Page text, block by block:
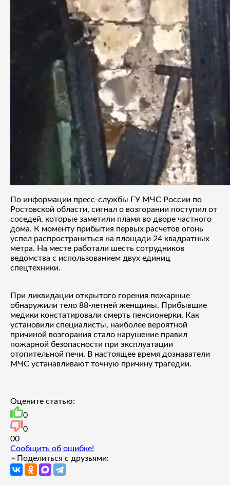
По информации пресс-службы ГУ МЧС России по
Ростовской области, сигнал о возгорании поступил от
соседей, которые заметили пламя во дворе частного
дома. К моменту прибытия первых расчетов огонь
успел распространиться на площади 24 квадратных
метра. На месте работали шесть сотрудников
ведомства с использованием двух единиц
спецтехники.
При ликвидации открытого горения пожарные
обнаружили тело 88-летней женщины. Прибывшие
медики констатировали смерть пенсионерки. Как
установили специалисты, наиболее вероятной
причиной возгорания стало нарушение правил
пожарной безопасности при эксплуатации
отопительной печи. В настоящее время дознаватели
МЧС устанавливают точную причину трагедии.
Оцените статью:
0
0
00
Сообщить об ошибке!
Поделиться с друзьями: